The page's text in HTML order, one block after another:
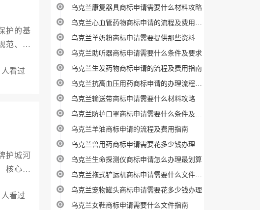
护的基
范、商
发展。
人看过
护城河
核心材
人看过
乌克兰康复器具商标申请需要什么材料攻略
乌克兰心血管药物商标申请的流程及费用指南
乌克兰羊奶粉商标申请需要提供那些资料、材料
乌克兰助听器商标申请需要什么条件及要求
乌克兰生发药物商标申请的流程及费用指南
乌克兰抗高血压用药商标申请的办理流程是什么呢
乌克兰输送带商标申请需要什么材料攻略
乌克兰防护口罩商标申请需要什么条件及要求
乌克兰羊油商标申请的流程及费用指南
乌克兰兽用药商标申请需要花多少钱办理
乌克兰生命探测仪商标申请怎么办理最划算
乌克兰拖式铲运机商标申请需要什么文件指南
乌克兰宠物罐头商标申请需要花多少钱办理
乌克兰女鞋商标申请需要什么文件指南